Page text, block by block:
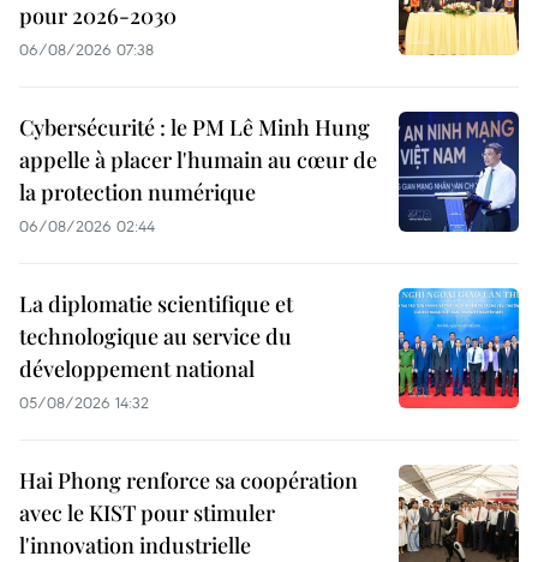
pour 2026-2030
06/08/2026 07:38
Cybersécurité : le PM Lê Minh Hung
appelle à placer l'humain au cœur de
la protection numérique
06/08/2026 02:44
La diplomatie scientifique et
technologique au service du
développement national
05/08/2026 14:32
Hai Phong renforce sa coopération
avec le KIST pour stimuler
l'innovation industrielle